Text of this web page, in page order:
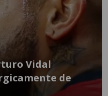
Vidal
de